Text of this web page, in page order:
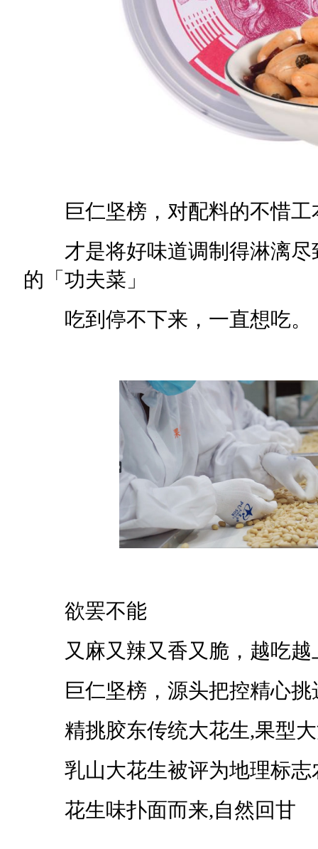
巨仁坚榜，对配料的不惜工
才是将好味道调制得淋漓尽
的「功夫菜」
吃到停不下来，一直想吃。
欲罢不能
又麻又辣又香又脆，越吃越
巨仁坚榜，源头把控精心挑
精挑胶东传统大花生,果型大
乳山大花生被评为地理标志
花生味扑面而来,自然回甘